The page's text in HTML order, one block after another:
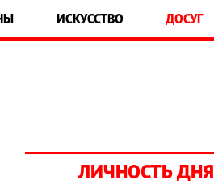
ИСКУССТВО ДОСУГ
ЛИЧНОСТЬ ДНЯ